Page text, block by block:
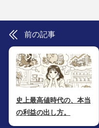
前の記事
史上最高値時代の、本当
の利益の出し方。